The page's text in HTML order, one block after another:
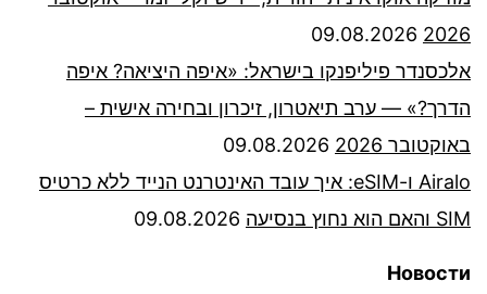
2026
09.08.2026
אלכסנדר פיליפנקו בישראל: «איפה היציאה? איפה
הדרך?» — ערב תיאטרון, זיכרון ובחירה אישית –
באוקטובר 2026
09.08.2026
Airalo ו-eSIM: איך עובד האינטרנט הנייד ללא כרטיס
SIM והאם הוא נחוץ בנסיעה
09.08.2026
Новости